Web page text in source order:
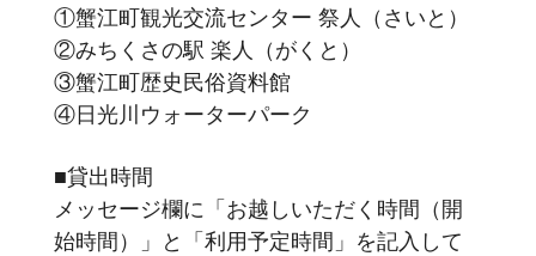
①蟹江町観光交流センター 祭人（さいと）
②みちくさの駅 楽人（がくと）
③蟹江町歴史民俗資料館
④日光川ウォーターパーク
■貸出時間
メッセージ欄に「お越しいただく時間（開
始時間）」と「利用予定時間」を記入して